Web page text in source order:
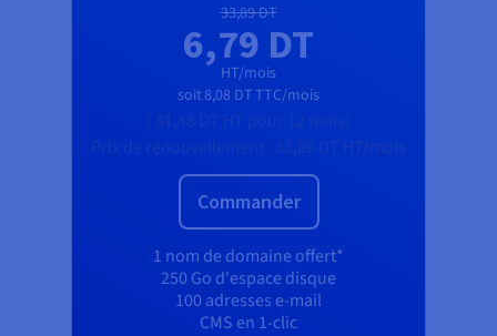
33,89 DT
6,79 DT
HT/mois
soit8,08 DTTTC/mois
Commander
1 nom de domaine offert*
250 Go d'espace disque
100 adresses e-mail
CMS en 1-clic